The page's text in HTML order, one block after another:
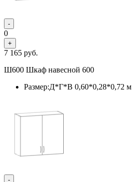
-
0
+
7 165 руб.
Ш600 Шкаф навесной 600
Размер:Д*Г*В 0,60*0,28*0,72 м
-